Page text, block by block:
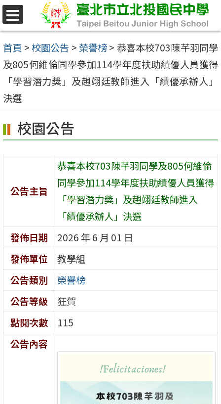
跳
至
主
要
容
首頁 >校園公告 > 榮譽榜> 恭喜本校703陳芊羽同學
及805何維倫同學參加114學年度扶助績優人員獲得
「學習潛力獎」及趙翊廷教師進入「績優承辦人」
決選
校園公告
公告主旨
恭喜本校703陳芊羽同學及805何維倫
同學參加114學年度扶助績優人員獲得
「學習潛力獎」及趙翊廷教師進入
「績優承辦人」決選
發佈日期
2026 年 6 月 01 日
發佈單位
教學組
公告類別
榮譽榜
公告等級
狂賀
點閱次數
115
公告內容
選
單